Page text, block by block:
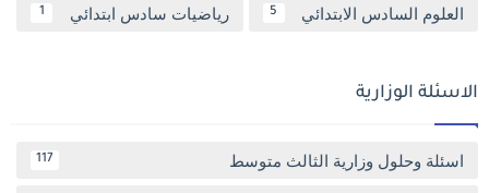
العلوم السادس الابتدائي 5 رياضيات سادس ابتدائي 1
الاسئلة الوزارية
اسئلة وحلول وزارية الثالث متوسط 117